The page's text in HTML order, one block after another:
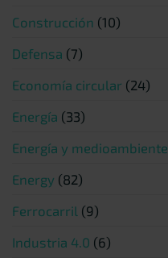
Construcción (10)
Defensa (7)
Economía circular (24)
Energía (33)
Energía y medioambiente
Energy (82)
Ferrocarril (9)
Industria 4.0 (6)